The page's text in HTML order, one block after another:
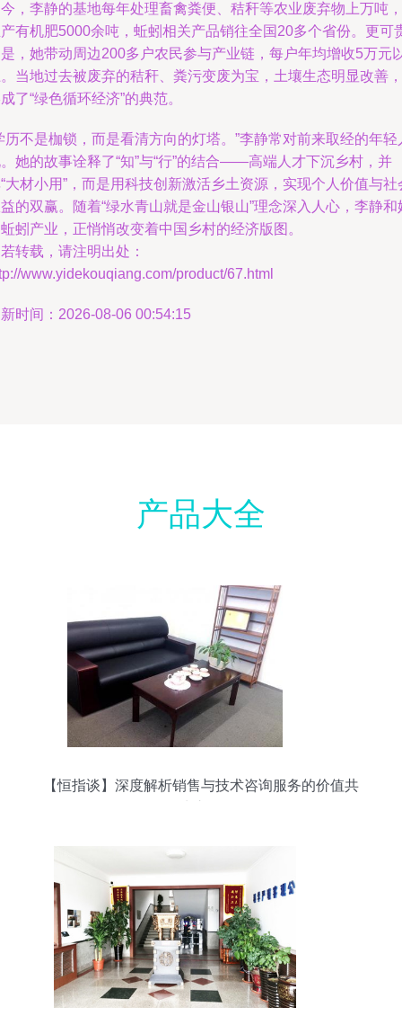
，李静的基地每年处理畜禽粪便、秸秆等农业废弃物上万吨，
有机肥5000余吨，蚯蚓相关产品销往全国20多个省份。更可
，她带动周边200多户农民参与产业链，每户年均增收5万元
当地过去被废弃的秸秆、粪污变废为宝，土壤生态明显改善，
了“绿色循环经济”的典范。
历不是枷锁，而是看清方向的灯塔。”李静常对前来取经的年轻
她的故事诠释了“知”与“行”的结合——高端人才下沉乡村，并
大材小用”，而是用科技创新激活乡土资源，实现个人价值与社
的双赢。随着“绿水青山就是金山银山”理念深入人心，李静和
蚓产业，正悄悄改变着中国乡村的经济版图。
转载，请注明出处：
www.yidekouqiang.com/product/67.html
时间：2026-08-06 00:54:15
产品大全
【恒指谈】深度解析销售与技术咨询服务的价值共